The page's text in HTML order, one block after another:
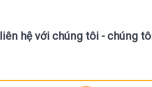
hệ với chúng tôi - chúng